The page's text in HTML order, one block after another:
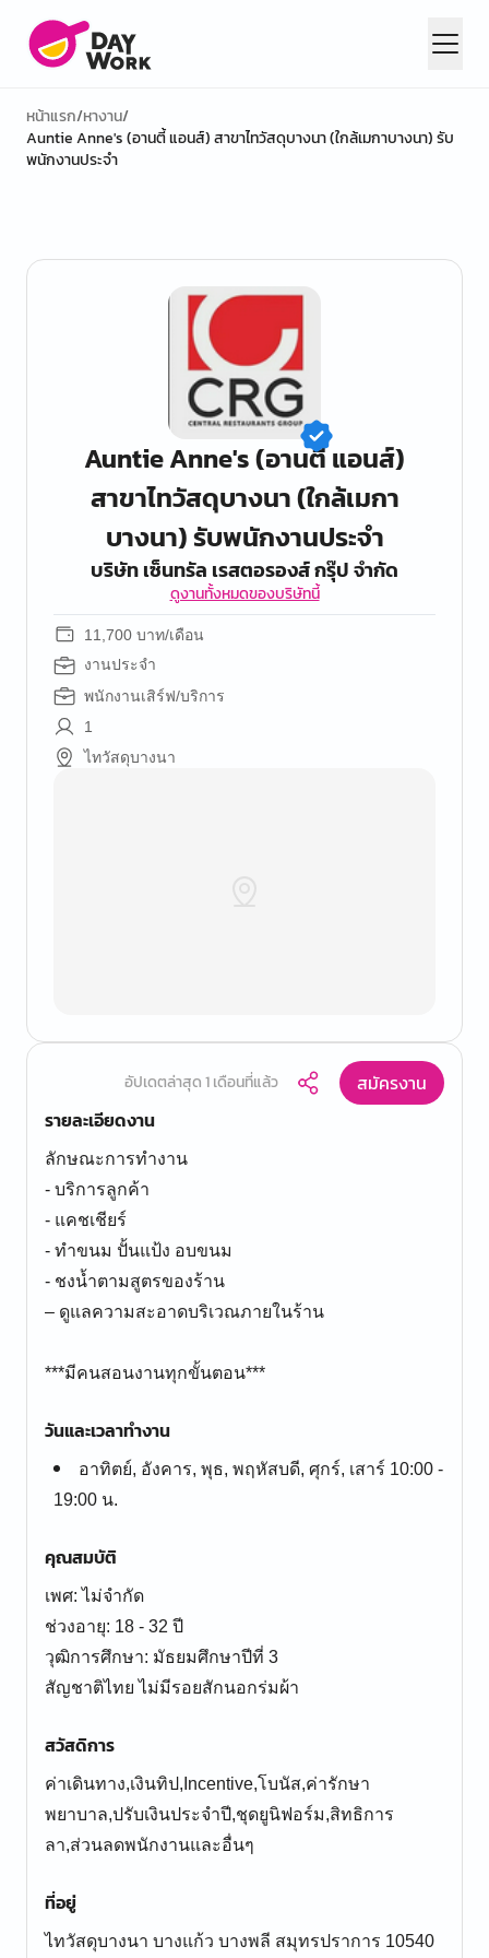
หน้าแรก/หางาน/
Auntie Anne's (อานตี้ แอนส์) สาขาไทวัสดุบางนา (ใกล้เมกาบางนา) รับ
พนักงานประจำ
Auntie Anne's (อานตี้ แอนส์)
สาขาไทวัสดุบางนา (ใกล้เมกา
บางนา) รับพนักงานประจำ
บริษัท เซ็นทรัล เรสตอรองส์ กรุ๊ป จํากัด
ดูงานทั้งหมดของบริษัทนี้
11,700 บาท/เดือน
งานประจำ
พนักงานเสิร์ฟ/บริการ
1
ไทวัสดุบางนา
อัปเดตล่าสุด 1 เดือนที่แล้ว
สมัครงาน
รายละเอียดงาน
ลักษณะการทำงาน
- บริการลูกค้า
- แคชเชียร์
- ทำขนม ปั้นแป้ง อบขนม
- ชงน้ำตามสูตรของร้าน
– ดูแลความสะอาดบริเวณภายในร้าน
***มีคนสอนงานทุกขั้นตอน***
วันและเวลาทำงาน
อาทิตย์, อังคาร, พุธ, พฤหัสบดี, ศุกร์, เสาร์ 10:00 -
19:00 น.
คุณสมบัติ
เพศ: ไม่จำกัด
ช่วงอายุ: 18 - 32 ปี
วุฒิการศึกษา: มัธยมศึกษาปีที่ 3
สัญชาติไทย ไม่มีรอยสักนอกร่มผ้า
สวัสดิการ
ค่าเดินทาง,เงินทิป,Incentive,โบนัส,ค่ารักษา
พยาบาล,ปรับเงินประจำปี,ชุดยูนิฟอร์ม,สิทธิการ
ลา,ส่วนลดพนักงานและอื่นๆ
ที่อยู่
ไทวัสดุบางนา บางแก้ว บางพลี สมุทรปราการ 10540